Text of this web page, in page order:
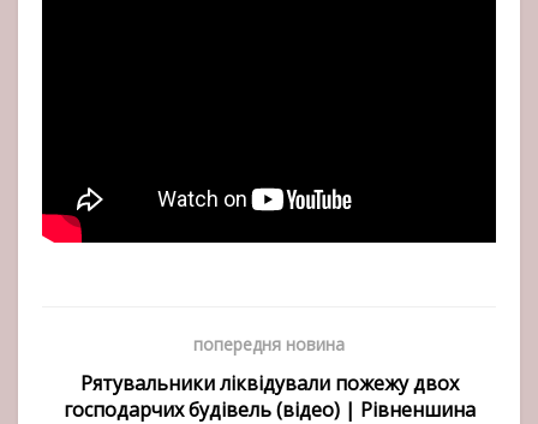
попередня новина
Рятувальники ліквідували пожежу двох
господарчих будівель (відео) | Рівненшина